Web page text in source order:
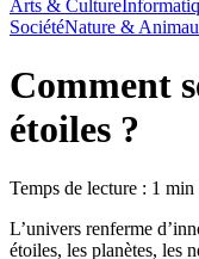
Arts & Culture
SociétéNature &
Comment
étoiles ?
Temps de lecture : 1 min
L’univers renferme
étoiles, les planètes, les